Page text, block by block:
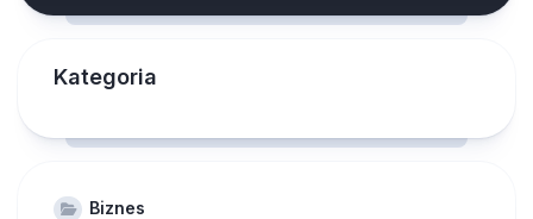
Kategoria
Biznes